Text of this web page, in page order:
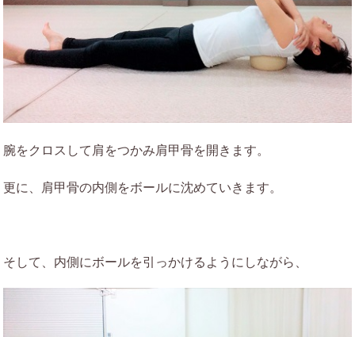
腕をクロスして肩をつかみ肩甲骨を開きます。
更に、肩甲骨の内側をボールに沈めていきます。
そして、内側にボールを引っかけるようにしながら、